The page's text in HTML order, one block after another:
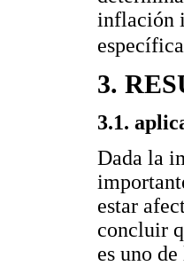
inflación
3.
3.1.
Dada la
estar
concluir
es uno